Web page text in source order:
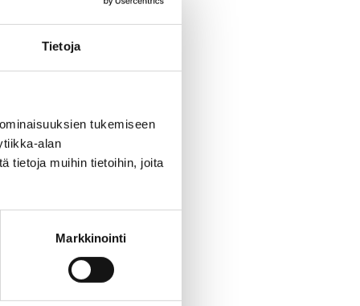
Tietoja
tukemiseen
alan
tietoja muihin tietoihin, joita
Markkinointi
asia,
este.